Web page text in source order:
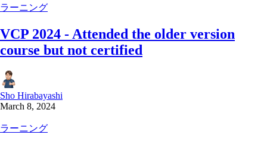
ラーニング
VCP 2024 - Attended the older version
course but not certified
Sho Hirabayashi
March 8, 2024
ラーニング